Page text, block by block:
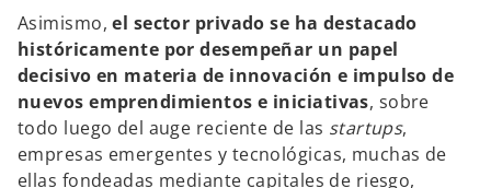
Asimismo,el sector privado se ha destacado
históricamente por desempeñar un papel
decisivo en materia de innovación e impulso de
nuevos emprendimientos e iniciativas, sobre
todo luego del auge reciente de las startups,
empresas emergentes y tecnológicas, muchas de
ellas fondeadas mediante capitales de riesgo,